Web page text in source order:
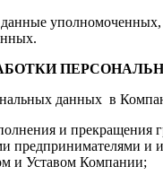
уполномоченных,
данных в
и прекращения
предпринимателями и
и Уставом Компании;